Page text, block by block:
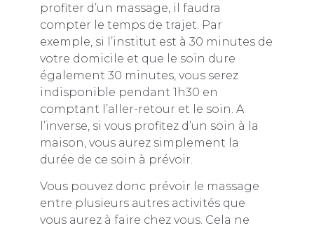
profiter d’un massage, il faudra
compter le temps de trajet. Par
exemple, si l’institut est à 30 minutes de
votre domicile et que le soin dure
également 30 minutes, vous serez
indisponible pendant 1h30 en
comptant l’aller-retour et le soin. A
l’inverse, si vous profitez d’un soin à la
maison, vous aurez simplement la
durée de ce soin à prévoir.
Vous pouvez donc prévoir le massage
entre plusieurs autres activités que
vous aurez à faire chez vous. Cela ne